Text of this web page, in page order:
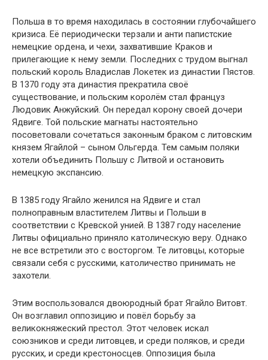
Польша в то время находилась в состоянии глубочайшего
кризиса. Её периодически терзали и анти папистские
немецкие ордена, и чехи, захватившие Краков и
прилегающие к нему земли. Последних с трудом выгнал
польский король Владислав Локетек из династии Пястов.
В 1370 году эта династия прекратила своё
существование, и польским королём стал француз
Людовик Анжуйский. Он передал корону своей дочери
Ядвиге. Той польские магнаты настоятельно
посоветовали сочетаться законным браком с литовским
князем Ягайлой – сыном Ольгерда. Тем самым поляки
хотели объединить Польшу с Литвой и остановить
немецкую экспансию.
В 1385 году Ягайло женился на Ядвиге и стал
полноправным властителем Литвы и Польши в
соответствии с Кревской унией. В 1387 году население
Литвы официально приняло католическую веру. Однако
не все встретили это с восторгом. Те литовцы, которые
связали себя с русскими, католичество принимать не
захотели.
Этим воспользовался двоюродный брат Ягайло Витовт.
Он возглавил оппозицию и повёл борьбу за
великокняжеский престол. Этот человек искал
союзников и среди литовцев, и среди поляков, и среди
русских, и среди крестоносцев. Оппозиция была